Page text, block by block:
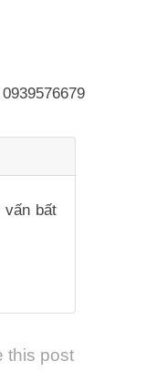
vấn bất
this post